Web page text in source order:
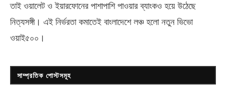
তাই ওয়ালেট ও ইয়ারফোনের পাশাপাশি পাওয়ার ব্যাংকও হয়ে উঠেছে
নিত্যসঙ্গী। এই নির্ভরতা কমাতেই বাংলাদেশে লঞ্চ হলো নতুন ভিভো
ওয়াই৫০০ ।
সাম্প্রতিক পোস্টসমূহ